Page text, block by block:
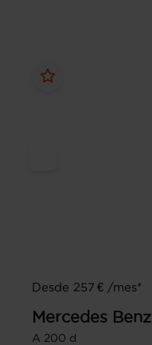
Desde 257 € /mes*
Mercedes Benz
A 200 d